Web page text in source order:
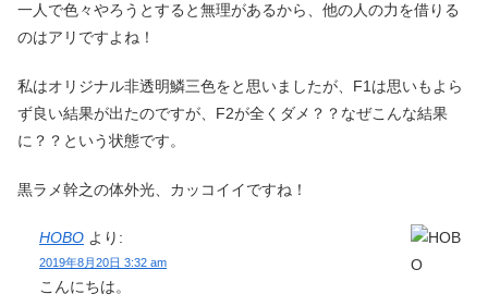
一人で色々やろうとすると無理があるから、他の人の力を借りる
のはアリですよね！
私はオリジナル非透明鱗三色をと思いましたが、F1は思いもよら
ず良い結果が出たのですが、F2が全くダメ？？なぜこんな結果
に？？という状態です。
黒ラメ幹之の体外光、カッコイイですね！
HOBO より:
2019年8月20日 3:32 am
こんにちは。